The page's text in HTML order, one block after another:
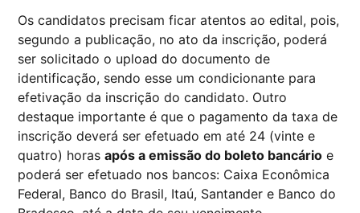
Os candidatos precisam ficar atentos ao edital, pois,
segundo a publicação, no ato da inscrição, poderá
ser solicitado o upload do documento de
identificação, sendo esse um condicionante para
efetivação da inscrição do candidato. Outro
destaque importante é que o pagamento da taxa de
inscrição deverá ser efetuado em até 24 (vinte e
quatro) horasapós a emissão do boleto bancário e
poderá ser efetuado nos bancos: Caixa Econômica
Federal, Banco do Brasil, Itaú, Santander e Banco do